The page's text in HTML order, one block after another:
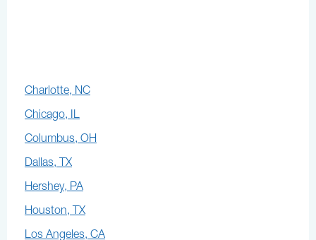
Charlotte, NC
Chicago, IL
Columbus, OH
Dallas, TX
Hershey, PA
Houston, TX
Los Angeles, CA